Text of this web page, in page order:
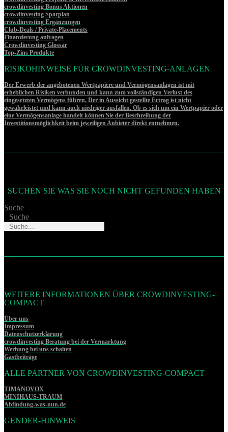
crowdinvesting Bonus Aktionen
crowdinvesting Sparplan
crowdinvesting Ergänzungen
Club-Deals / Private-Placements
Finanzierung anfragen
Crowdinvesting Glossar
Top-Zins Produkte
RISIKOHINWEISE FÜR CROWDINVESTING-ANLAGEN
Der Erwerb der angebotenen Wertpapiere und Vermögensanlagen ist mit
erheblichen Risiken verbunden und kann zum vollständigen Verlust des
eingesetzten Vermögens führen. Der in Aussicht gestellte Ertrag ist nicht
gewährleistet und kann auch niedriger ausfallen. Ob es sich um ein Wertpapier oder
eine Vermögensanlage handelt können Sie der Beschreibung der
Investitionsmöglichkeit beim jeweiligen Anbieter direkt entnehmen.
SUCHEN SIE WAS SIE NOCH NICHT GEFUNDEN HABEN
Suche
Suche
WEITERE INFORMATIONEN ÜBER CROWDINVESTING-
COMPACT
Über uns
Impressum
Datenschutzerklärung
crowdinvesting Beratung bei der Vermarktung
Werbung bei uns schalten
Gastbeiträge
ALLE PARTNER VON CROWDINVESTING-COMPACT
TIMANOVOX
MINIHAUS-TRAUM
Abfindung-was-nun.de
GENDER-HINWEIS